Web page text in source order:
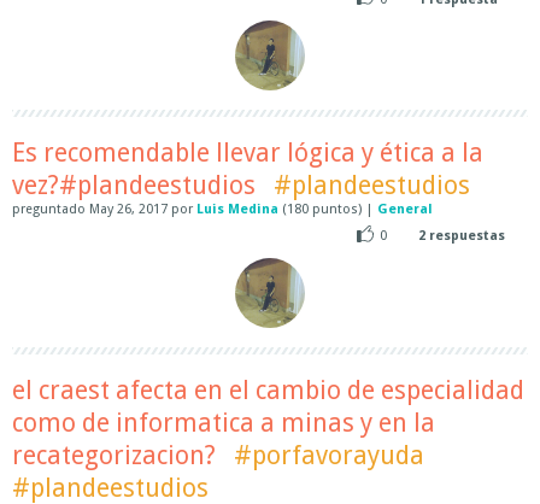
Es recomendable llevar lógica y ética a la
vez?#plandeestudios
#plandeestudios
preguntado May 26, 2017 por Luis Medina (180 puntos) | General
0
2 respuestas
el craest afecta en el cambio de especialidad
como de informatica a minas y en la
recategorizacion?
#porfavorayuda
#plandeestudios